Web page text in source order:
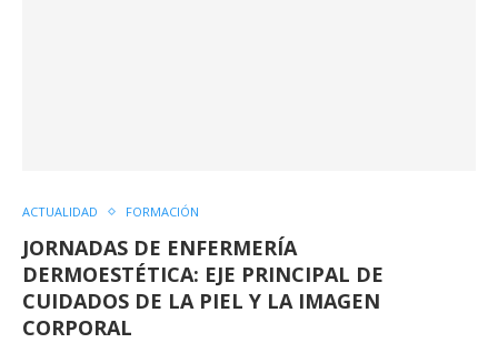
ACTUALIDAD FORMACIÓN
JORNADAS DE ENFERMERÍA
DERMOESTÉTICA: EJE PRINCIPAL DE
CUIDADOS DE LA PIEL Y LA IMAGEN
CORPORAL